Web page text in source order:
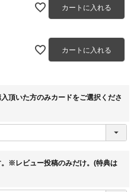
カートに入れる
カートに入れる
頂いた方のみカードをご選択くださ
※レビュー投稿のみだけ。(特典は